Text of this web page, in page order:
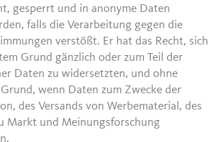
gesperrt und in anonyme Daten
falls die Verarbeitung gegen die
verstößt. Er hat das Recht, sich
Grund gänzlich oder zum Teil der
Daten zu widersetzten, und ohne
wenn Daten zum Zwecke der
des Versands von Werbematerial, des
Markt und Meinungsforschung